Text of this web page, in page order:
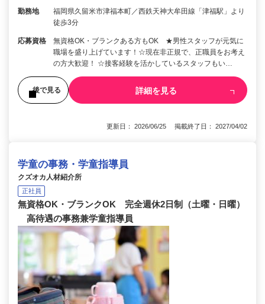
勤務地
福岡県久留米市津福本町／西鉄天神大牟田線「津福駅」より
徒歩3分
応募資格
無資格OK・ブランクある方もOK ★男性スタッフが元気に
職場を盛り上げています！☆現在非正規で、正職員をお考え
の方大歓迎！ ☆接客経験を活かしているスタッフもい…
後で見る 詳細を見る
更新日： 2026/06/25 掲載終了日： 2027/04/02
学童の事務・学童指導員
クズオカ人材紹介所
正社員
無資格OK・ブランクOK 完全週休2日制（土曜・日曜）
高待遇の事務兼学童指導員